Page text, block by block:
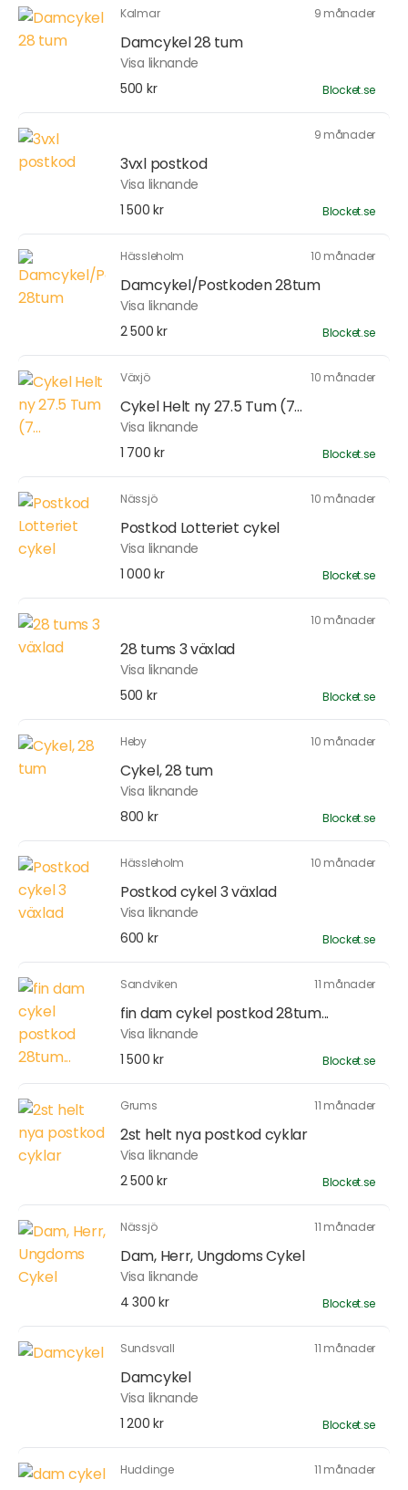
Kalmar 9 månader
Damcykel 28 tum
Visa liknande
500 kr
Blocket.se
9 månader
3vxl postkod
Visa liknande
1 500 kr
Blocket.se
Hässleholm 10 månader
Damcykel/Postkoden 28tum
Visa liknande
2 500 kr
Blocket.se
Växjö 10 månader
Cykel Helt ny 27.5 Tum (7...
Visa liknande
1 700 kr
Blocket.se
Nässjö 10 månader
Postkod Lotteriet cykel
Visa liknande
1 000 kr
Blocket.se
10 månader
28 tums 3 växlad
Visa liknande
500 kr
Blocket.se
Heby 10 månader
Cykel, 28 tum
Visa liknande
800 kr
Blocket.se
Hässleholm 10 månader
Postkod cykel 3 växlad
Visa liknande
600 kr
Blocket.se
Sandviken 11 månader
fin dam cykel postkod 28tum...
Visa liknande
1 500 kr
Blocket.se
Grums 11 månader
2st helt nya postkod cyklar
Visa liknande
2 500 kr
Blocket.se
Nässjö 11 månader
Dam, Herr, Ungdoms Cykel
Visa liknande
4 300 kr
Blocket.se
Sundsvall 11 månader
Damcykel
Visa liknande
1 200 kr
Blocket.se
Huddinge 11 månader